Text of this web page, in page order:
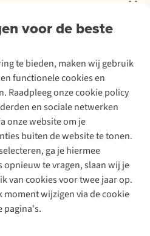
voor de beste
te bieden, maken wij gebruik
functionele cookies en
Raadpleeg onze cookie policy
en sociale netwerken
onze website om je
buiten de website te tonen.
ga je hiermee
te vragen, slaan wij je
van cookies voor twee jaar op.
wijzigen via de cookie
pagina's.
us
Algemene voorwaarden
Policy